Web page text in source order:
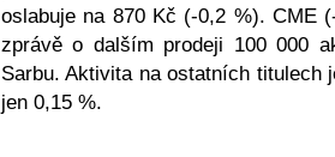
oslabuje na 870 Kč (-0,2 %). CME
zprávě o dalším prodeji 100 000
Sarbu. Aktivita na ostatních titulech
jen 0,15 %.